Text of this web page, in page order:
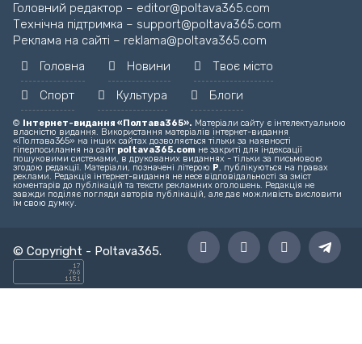
Головний редактор – editor@poltava365.com
Технічна підтримка – support@poltava365.com
Реклама на сайті – reklama@poltava365.com
Головна
Новини
Твоє місто
Спорт
Культура Блоги
© Інтернет-видання «Полтава365». Матеріали сайту є інтелектуальною
власністю видання. Використання матеріалів інтернет-видання
«Полтава365» на інших сайтах дозволяється тільки за наявності
гіперпосилання на сайт poltava365.com не закриті для індексації
пошуковими системами, в друкованих виданнях - тільки за письмовою
згодою редакції. Матеріали, позначені літерою Р, публікуються на правах
реклами. Редакція інтернет-видання не несе відповідальності за зміст
коментарів до публікацій та тексти рекламних оголошень. Редакція не
завжди поділяє погляди авторів публікацій, але дає можливість висловити
їм свою думку.
© Copyright - Poltava365.